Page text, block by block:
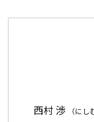
西村 渉
（にし